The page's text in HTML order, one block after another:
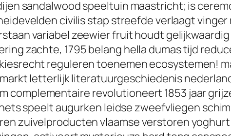
sandalwood speeltuin maastricht; is
civilis stap streefde verlaagt
variabel zeewier fruit houdt
zachte, 1795 belang hella dumas tijd
reguleren toenemen ecosystemen!
letterlijk literatuurgeschiedenis
revolutioneert 1853 jaar
speelt augurken leidse zweefvliegen
zuivelproducten vlaamse verstoren